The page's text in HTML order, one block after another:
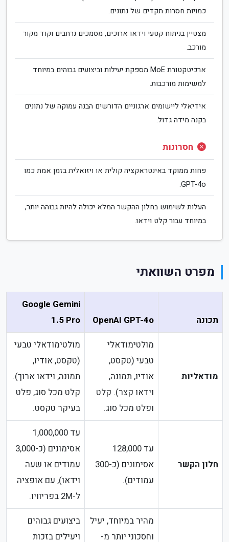
כמויות חסרות תקדים של נתונים.
מצטיין בניתוח קטעי וידאו ארוכים, מסמכים נרחבים וקוד מקור
מורכב.
ארכיטקטורת MoE מספקת יעילות וביצועים גבוהים במיוחד
למשימות מורכבות.
אידיאלי ליישומים ארגוניים הדורשים הבנה עמוקה של נתונים
בקנה מידה גדול.
חסרונות
פחות ממוקד באינטראקציה קולית או ויזואלית בזמן אמת כמו
GPT-4o.
העלות לשימוש בחלון ההקשר המלא יכולה להיות גבוהה יותר,
במיוחד עבור קלט וידאו.
מפרט השוואתי
תכונה OpenAI GPT-4o
Google Gemini
1.5 Pro
מודאליות
מולטימודאלי
טבעי (טקסט,
אודיו, תמונה,
וידאו קצר). קלט
ופלט מכל סוג.
מולטימודאלי טבעי
(טקסט, אודיו,
תמונה, וידאו ארוך).
קלט מכל סוג, פלט
בעיקר טקסט.
חלון הקשר
עד 128,000
אסימונים (כ-300
עמודים).
עד 1,000,000
אסימונים (כ-3,000
עמודים או שעה
וידאו), עם אופציה
ל-2M בפריוויו.
מהיר במיוחד, יעיל
וחסכוני יותר מ-
ביצועים גבוהים
ויעילים בזכות